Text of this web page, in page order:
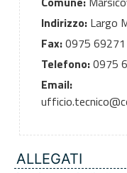
Indirizzo:Largo
Fax:0975 69271
Telefono:0975
Email:
ALLEGATI